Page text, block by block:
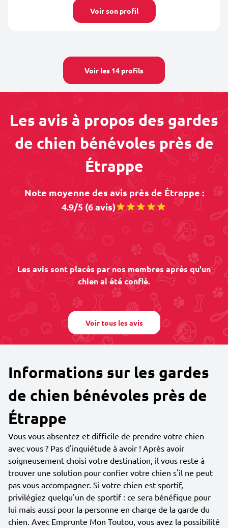
Voir son profil
Voir les 14 profils
Les avis à propos des gardes
de chien bénévoles près de
Étrappe
Note moyenne des avis près de Étrappe :
4.9/5 (6 avis)
Les avis sont placés par nos membres après qu'un
chien ai été confié.
Voir tous les avis
Informations sur les gardes
de chien bénévoles près de
Étrappe
Vous vous absentez et difficile de prendre votre chien
avec vous ? Pas d'inquiétude à avoir ! Après avoir
soigneusement choisi votre destination, il vous reste à
trouver une solution pour confier votre chien s'il ne peut
pas vous accompagner. Si votre chien est sportif,
privilégiez quelqu'un de sportif : ce sera bénéfique pour
lui mais aussi pour la personne en charge de la garde du
chien. Avec Emprunte Mon Toutou, vous avez la possibilité